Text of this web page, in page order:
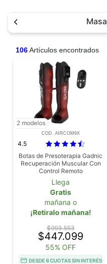
106Artículos encontrados
2 modelos
COD. AIRCOM9X
4.5
Botas de Presoterapia Gadnic
Recuperación Muscular Con
Control Remoto
Llega
Gratis
mañana o
¡Retiralo mañana!
$993.553
$447.099
55% OFF
DESDE 6 CUOTAS SIN INTERÉS